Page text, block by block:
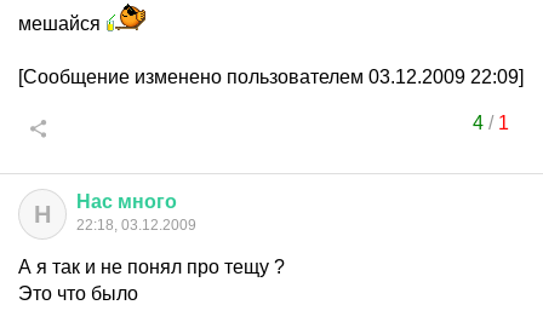
мешайся
[Сообщение изменено пользователем 03.12.2009 22:09]
4/ 1
Н Нас много
22:18, 03.12.2009
А я так и не понял про тещу ?
Это что было